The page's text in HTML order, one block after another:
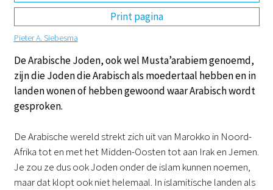
Print pagina
Pieter A. Siebesma
De Arabische Joden, ook wel Musta’arabiem genoemd,
zijn die Joden die Arabisch als moedertaal hebben en in
landen wonen of hebben gewoond waar Arabisch wordt
gesproken.
De Arabische wereld strekt zich uit van Marokko in Noord-
Afrika tot en met het Midden-Oosten tot aan Irak en Jemen.
Je zou ze dus ook Joden onder de islam kunnen noemen,
maar dat klopt ook niet helemaal. In islamitische landen als